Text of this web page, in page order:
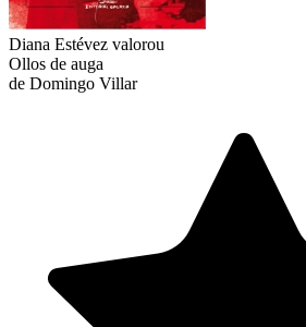
Diana Estévez valorou
Ollos de auga
de Domingo Villar